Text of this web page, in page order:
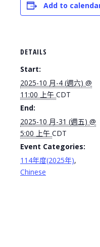
Add to
DETAILS
Start:
2025-10 月-4 (週六) @
11:00 上午 CDT
End:
2025-10 月-31 (週五) @
5:00 上午 CDT
Event Categories:
114年度(2025年),
Chinese